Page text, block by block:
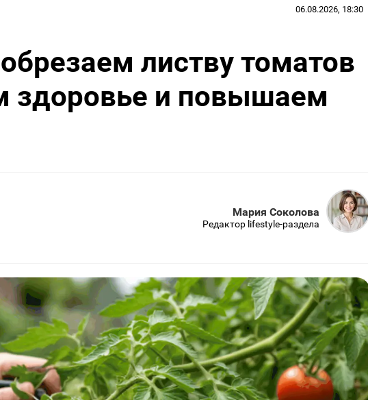
06.08.2026, 18:30
листву томатов
здоровье и повышаем
Мария Соколова
Редактор lifestyle-раздела